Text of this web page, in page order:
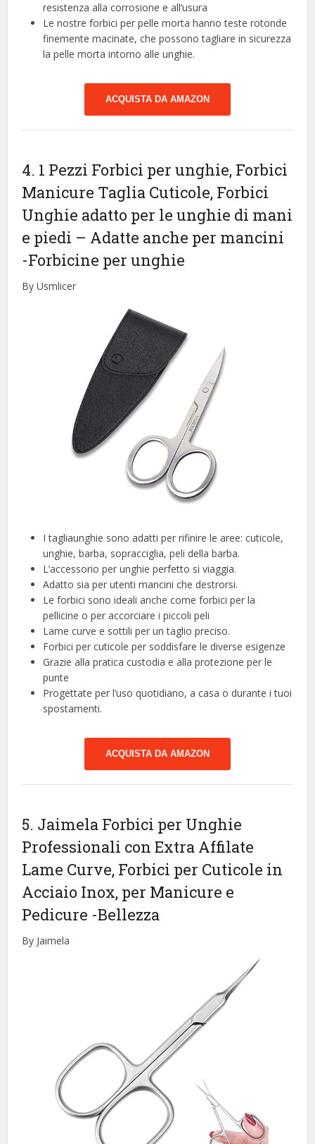
resistenza alla corrosione e all’usura
Le nostre forbici per pelle morta hanno teste rotonde
finemente macinate, che possono tagliare in sicurezza
la pelle morta intorno alle unghie.
ACQUISTA DA AMAZON
4. 1 Pezzi Forbici per unghie, Forbici
Manicure Taglia Cuticole, Forbici
Unghie adatto per le unghie di mani
e piedi – Adatte anche per mancini
-Forbicine per unghie
By Usmlicer
I tagliaunghie sono adatti per rifinire le aree: cuticole,
unghie, barba, sopracciglia, peli della barba.
L’accessorio per unghie perfetto si viaggia.
Adatto sia per utenti mancini che destrorsi.
Le forbici sono ideali anche come forbici per la
pellicine o per accorciare i piccoli peli
Lame curve e sottili per un taglio preciso.
Forbici per cuticole per soddisfare le diverse esigenze
Grazie alla pratica custodia e alla protezione per le
punte
Progettate per l’uso quotidiano, a casa o durante i tuoi
spostamenti.
ACQUISTA DA AMAZON
5. Jaimela Forbici per Unghie
Professionali con Extra Affilate
Lame Curve, Forbici per Cuticole in
Acciaio Inox, per Manicure e
Pedicure -Bellezza
By Jaimela